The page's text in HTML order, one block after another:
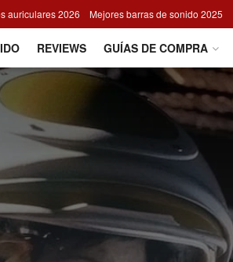
auriculares 2026 Mejores barras de sonido 2025
REVIEWS GUÍAS DE COMPRA